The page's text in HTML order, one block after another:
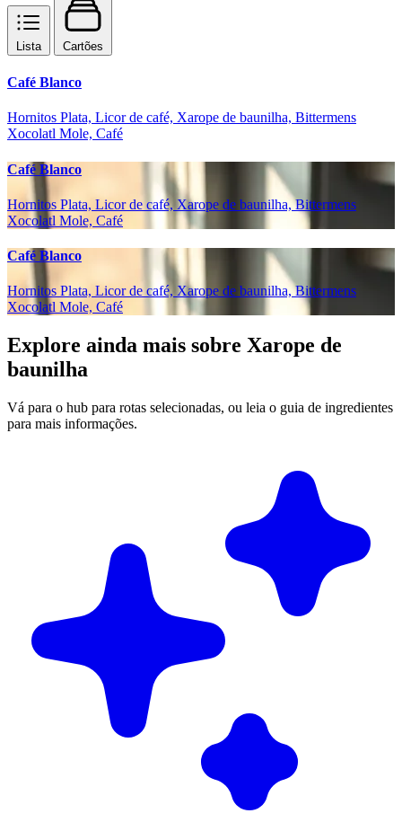
Lista Cartões
Café Blanco
Hornitos Plata, Licor de café, Xarope de baunilha, Bittermens
Xocolatl Mole, Café
Café Blanco
Hornitos Plata, Licor de café, Xarope de baunilha, Bittermens
Xocolatl Mole, Café
Café Blanco
Hornitos Plata, Licor de café, Xarope de baunilha, Bittermens
Xocolatl Mole, Café
Explore ainda mais sobre Xarope de
baunilha
Vá para o hub para rotas selecionadas, ou leia o guia de ingredientes
para mais informações.